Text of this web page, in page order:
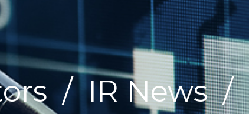
/IR News/